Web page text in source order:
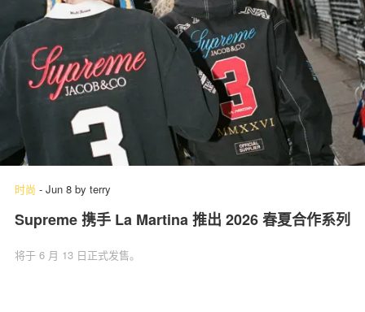
时尚 - Jun 8 by terry
Supreme 携手 La Martina 推出 2026 春夏合作系列
将于 6 月 13 日正式发售。